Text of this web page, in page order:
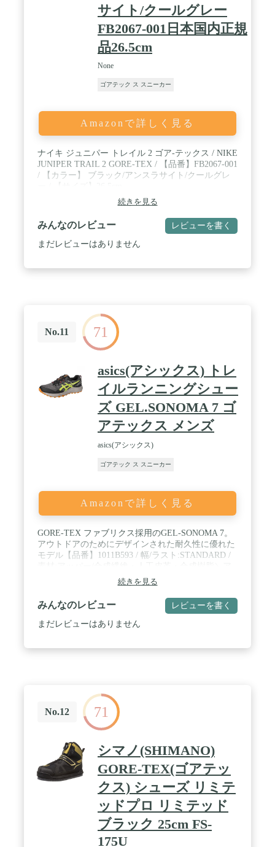
サイト/クールグレー
FB2067-001日本国内正規
品26.5cm
None
ゴアテック ス スニーカー
Amazonで詳しく見る
ナイキ ジュニパー トレイル 2 ゴア-テックス / NIKE
JUNIPER TRAIL 2 GORE-TEX / 【品番】FB2067-001
/ 【カラー】 ブラック/アンスラサイト/クールグレ
続きを見る
みんなのレビュー レビューを書く
まだレビューはありません
No.11 71
asics(アシックス) トレ
イルランニングシュー
ズ GEL.SONOMA 7 ゴ
アテックス メンズ
asics(アシックス)
ゴアテック ス スニーカー
Amazonで詳しく見る
GORE-TEX ファブリクス採用のGEL-SONOMA 7。
アウトドアのためにデザインされた耐久性に優れた
モデル【品番】1011B593 / 幅/ラスト:STANDARD /
ウターソール/ゴム底＼インナーソール/ 合成樹脂
(ORTHOLITE)/固定式
続きを見る
みんなのレビュー レビューを書く
まだレビューはありません
No.12 71
シマノ(SHIMANO)
GORE-TEX(ゴアテッ
クス) シューズ リミテ
ッドプロ リミテッド
ブラック 25cm FS-
175U